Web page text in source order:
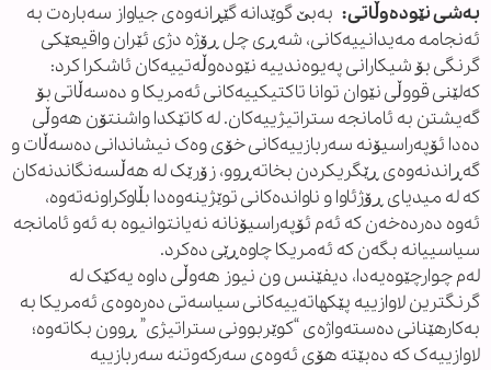
بەشی نێودەوڵاتی: بەبێ گوێدانە گێڕانەوەی جیاواز سەبارەت بە
ئەنجامە مەیدانییەکانی، شەڕی چل ڕۆژە دژی ئێران واقیعێکی
گرنگی بۆ شیکارانی پەیوەندییە نێودەوڵەتییەکان ئاشکرا کرد:
کەلێنی قووڵی نێوان توانا تاکتیکییەکانی ئەمریکا و دەسەڵاتی بۆ
گەیشتن بە ئامانجە ستراتیژییەکان. لە کاتێکدا واشنتۆن هەوڵی
دەدا ئۆپەراسیۆنە سەربازییەکانی خۆی وەک نیشاندانی دەسەڵات و
گەڕاندنەوەی ڕێگریکردن بخاتەڕوو، زۆرێک لە هەڵسەنگاندنەکان
کە لە میدیای ڕۆژئاوا و ناواندەکانی توێژینەوەدا بڵاوکراونەتەوە،
ئەوە دەردەخەن کە ئەم ئۆپەراسیۆنانە نەیانتوانیوە بە ئەو ئامانجە
سیاسییانە بگەن کە ئەمریکا چاوەڕێی دەکرد.
لەم چوارچێوەیەدا، دیفێنس ون نیوز هەوڵی داوە یەکێک لە
گرنگترین لاوازییە پێکهاتەییەکانی سیاسەتی دەرەوەی ئەمریکا بە
بەکارهێنانی دەستەواژەی “کوێربوونی ستراتیژی” ڕوون بکاتەوە؛
لاوازییەک کە دەبێتە هۆی ئەوەی سەرکەوتنە سەربازییە